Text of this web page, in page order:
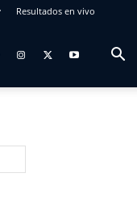
Resultados en vivo